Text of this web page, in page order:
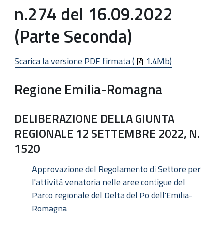
n.274 del 16.09.2022
(Parte Seconda)
Scarica la versione PDF firmata ( 1.4Mb)
Regione Emilia-Romagna
DELIBERAZIONE DELLA GIUNTA
REGIONALE 12 SETTEMBRE 2022, N.
1520
Approvazione del Regolamento di Settore per
l'attività venatoria nelle aree contigue del
Parco regionale del Delta del Po dell'Emilia-
Romagna